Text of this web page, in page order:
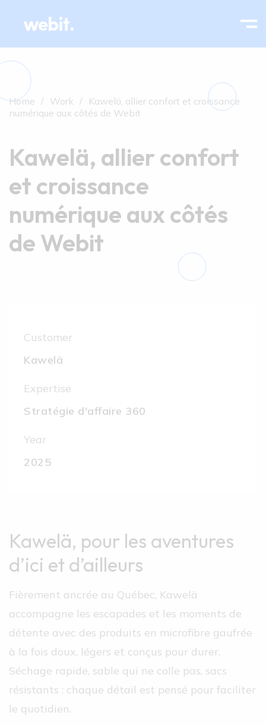
Home Work
Kawelä, allier confort et croissance
numérique aux côtés de Webit
Kawelä, allier confort
et croissance
numérique aux côtés
de Webit
Customer
Kawelä
Expertise
Stratégie d'affaire 360
Year
2025
Kawelä, pour les aventures
d’ici et d’ailleurs
Fièrement ancrée au Québec, Kawelä
accompagne les escapades et les moments de
détente avec des produits en microfibre gaufrée
à la fois doux, légers et conçus pour durer.
Séchage rapide, sable qui ne colle pas, sacs
résistants : chaque détail est pensé pour faciliter
le quotidien.